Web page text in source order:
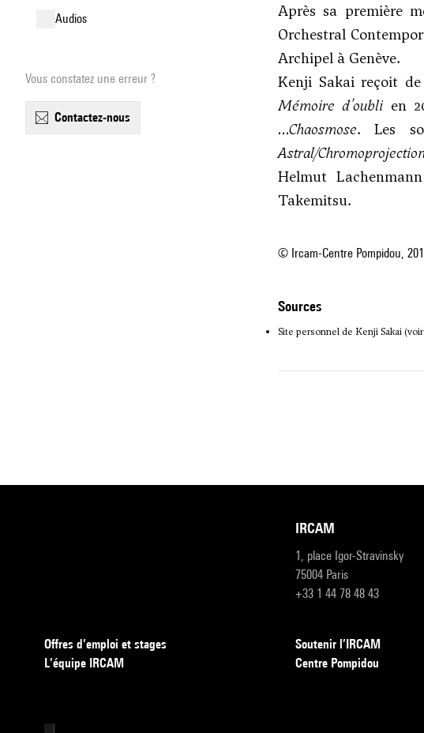
audios
Vous constatez une erreur ?
contactez-nous
Après sa première
Orchestral
Archipel à Genève.
Kenji Sakai reçoit
Mémoire d'oubli en
...Chaosmose. Les
Astral/
Helmut Lachenmann
Takemitsu.
© Ircam-Centre Pompidou,
sources
Site personnel de Kenji Sakai
IRCAM
1, place Igor-Stravinsky
75004 Paris
+33 1 44 78 48 43
Offres d’emploi et stages
L’équipe IRCAM
Soutenir l’IRCAM
Centre Pompidou